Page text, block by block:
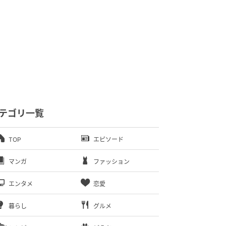
ゴリ一覧
TOP エピソード
マンガ ファッション
エンタメ 恋愛
暮らし グルメ